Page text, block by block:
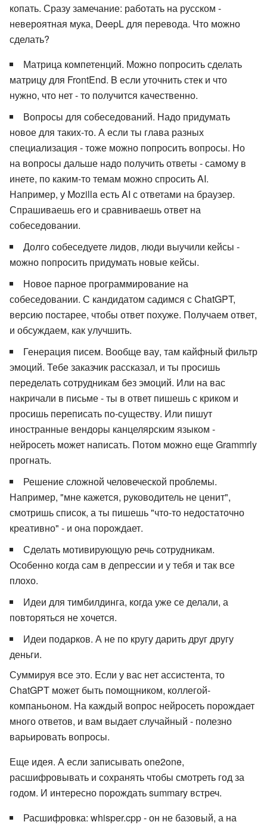
копать. Сразу замечание: работать на русском -
невероятная мука, DeepL для перевода. Что можно
сделать?
Матрица компетенций. Можно попросить сделать
матрицу для FrontEnd. B если уточнить стек и что
нужно, что нет - то получится качественно.
Вопросы для собеседований. Надо придумать
новое для таких-то. А если ты глава разных
специализация - тоже можно попросить вопросы. Но
на вопросы дальше надо получить ответы - самому в
инете, по каким-то темам можно спросить AI.
Например, у Mozilla есть AI с ответами на браузер.
Спрашиваешь его и сравниваешь ответ на
собеседовании.
Долго собеседуете лидов, люди выучили кейсы -
можно попросить придумать новые кейсы.
Новое парное программирование на
собеседовании. С кандидатом садимся с ChatGPT,
версию постарее, чтобы ответ похуже. Получаем ответ,
и обсуждаем, как улучшить.
Генерация писем. Вообще вау, там кайфный фильтр
эмоций. Тебе заказчик рассказал, и ты просишь
переделать сотрудникам без эмоций. Или на вас
накричали в письме - ты в ответ пишешь с криком и
просишь переписать по-существу. Или пишут
иностранные вендоры канцелярским языком -
нейросеть может написать. Потом можно еще Grammrly
прогнать.
Решение сложной человеческой проблемы.
Например, "мне кажется, руководитель не ценит",
смотришь список, а ты пишешь "что-то недостаточно
креативно" - и она порождает.
Сделать мотивирующую речь сотрудникам.
Особенно когда сам в депрессии и у тебя и так все
плохо.
Идеи для тимбилдинга, когда уже се делали, а
повторяться не хочется.
Идеи подарков. А не по кругу дарить друг другу
деньги.
Суммируя все это. Если у вас нет ассистента, то
ChatGPT может быть помощником, коллегой-
компаньоном. На каждый вопрос нейросеть порождает
много ответов, и вам выдает случайный - полезно
варьировать вопросы.
Еще идея. А если записывать one2one,
расшифровывать и сохранять чтобы смотреть год за
годом. И интересно порождать summary встреч.
Расшифровка: whisper.cpp - он не базовый, а на